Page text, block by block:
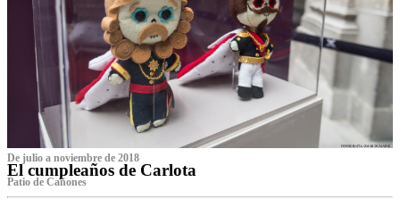
De julio a noviembre de 2018
El cumpleaños de Carlota
Patio de Cañones